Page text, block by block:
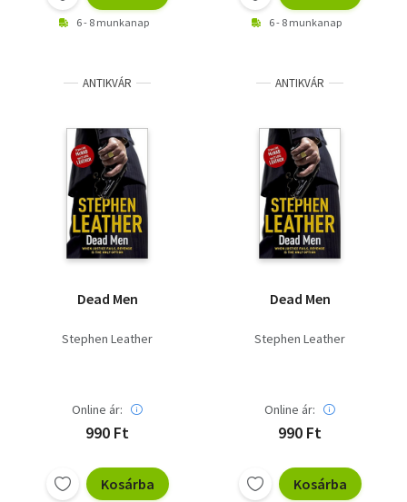
6 - 8 munkanap 6 - 8 munkanap
ANTIKVÁR
Dead Men
Stephen Leather
Online ár:
990 Ft
Kosárba
ANTIKVÁR
Dead Men
Stephen Leather
Online ár:
990 Ft
Kosárba